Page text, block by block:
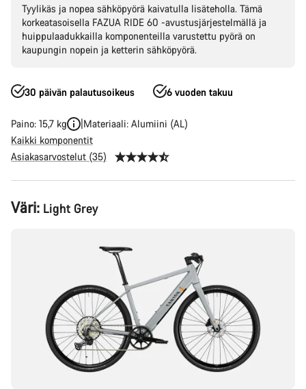
Tyylikäs ja nopea sähköpyörä kaivatulla lisäteholla. Tämä
korkeatasoisella FAZUA RIDE 60 -avustusjärjestelmällä ja
huippulaadukkailla komponenteilla varustettu pyörä on
kaupungin nopein ja ketterin sähköpyörä.
30 päivän palautusoikeus 6 vuoden takuu
Paino: 15,7 kg
Materiaali: Alumiini (AL)
Kaikki komponentit
Asiakasarvostelut (35)
Tuotekonfiguraatio
Väri: Light Grey